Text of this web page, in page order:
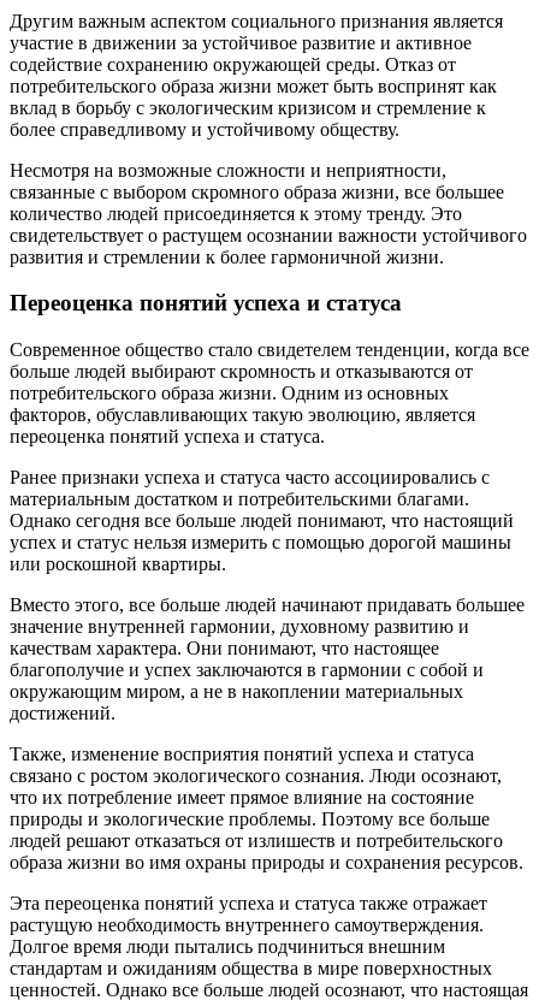
Другим важным аспектом социального признания является
участие в движении за устойчивое развитие и активное
содействие сохранению окружающей среды. Отказ от
потребительского образа жизни может быть воспринят как
вклад в борьбу с экологическим кризисом и стремление к
более справедливому и устойчивому обществу.
Несмотря на возможные сложности и неприятности,
связанные с выбором скромного образа жизни, все большее
количество людей присоединяется к этому тренду. Это
свидетельствует о растущем осознании важности устойчивого
развития и стремлении к более гармоничной жизни.
Переоценка понятий успеха и статуса
Современное общество стало свидетелем тенденции, когда все
больше людей выбирают скромность и отказываются от
потребительского образа жизни. Одним из основных
факторов, обуславливающих такую эволюцию, является
переоценка понятий успеха и статуса.
Ранее признаки успеха и статуса часто ассоциировались с
материальным достатком и потребительскими благами.
Однако сегодня все больше людей понимают, что настоящий
успех и статус нельзя измерить с помощью дорогой машины
или роскошной квартиры.
Вместо этого, все больше людей начинают придавать большее
значение внутренней гармонии, духовному развитию и
качествам характера. Они понимают, что настоящее
благополучие и успех заключаются в гармонии с собой и
окружающим миром, а не в накоплении материальных
достижений.
Также, изменение восприятия понятий успеха и статуса
связано с ростом экологического сознания. Люди осознают,
что их потребление имеет прямое влияние на состояние
природы и экологические проблемы. Поэтому все больше
людей решают отказаться от излишеств и потребительского
образа жизни во имя охраны природы и сохранения ресурсов.
Эта переоценка понятий успеха и статуса также отражает
растущую необходимость внутреннего самоутверждения.
Долгое время люди пытались подчиниться внешним
стандартам и ожиданиям общества в мире поверхностных
ценностей. Однако все больше людей осознают, что настоящая